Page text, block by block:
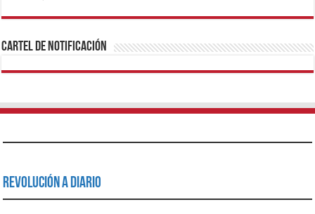
1xbetBetturkeyBetistKralbetSupertotobetTipobetMatadorbetMariobet
https://mvbcasino.com/
Cartel de Notificación
Revolución a Diario